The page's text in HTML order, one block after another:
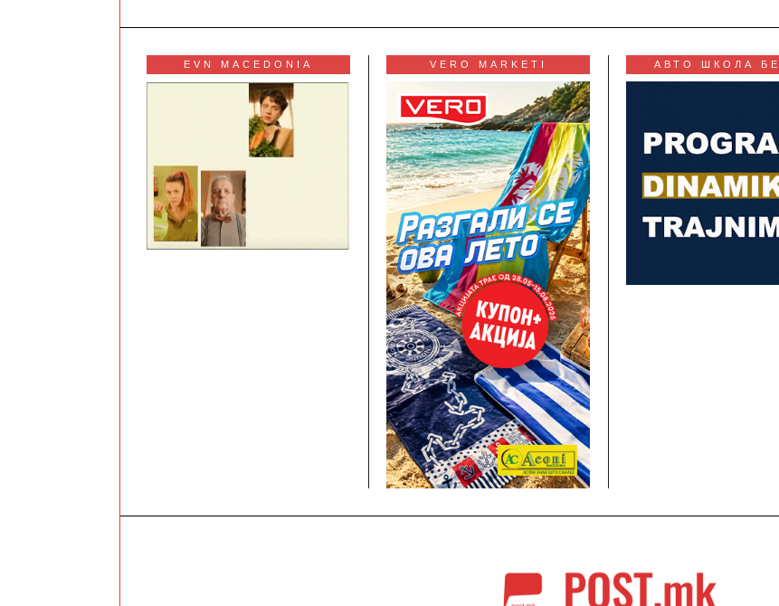
EVN MACEDONIA VERO MARKETI АВТО ШКОЛА